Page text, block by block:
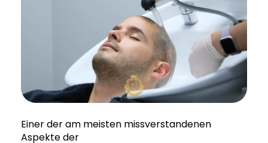
Einer der am meisten missverstandenen
Aspekte der